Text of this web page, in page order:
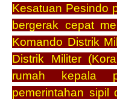
Kesatuan Pesindo
bergerak cepat
Komando Distrik
Distrik Militer
rumah kepala
pemerintahan sipil